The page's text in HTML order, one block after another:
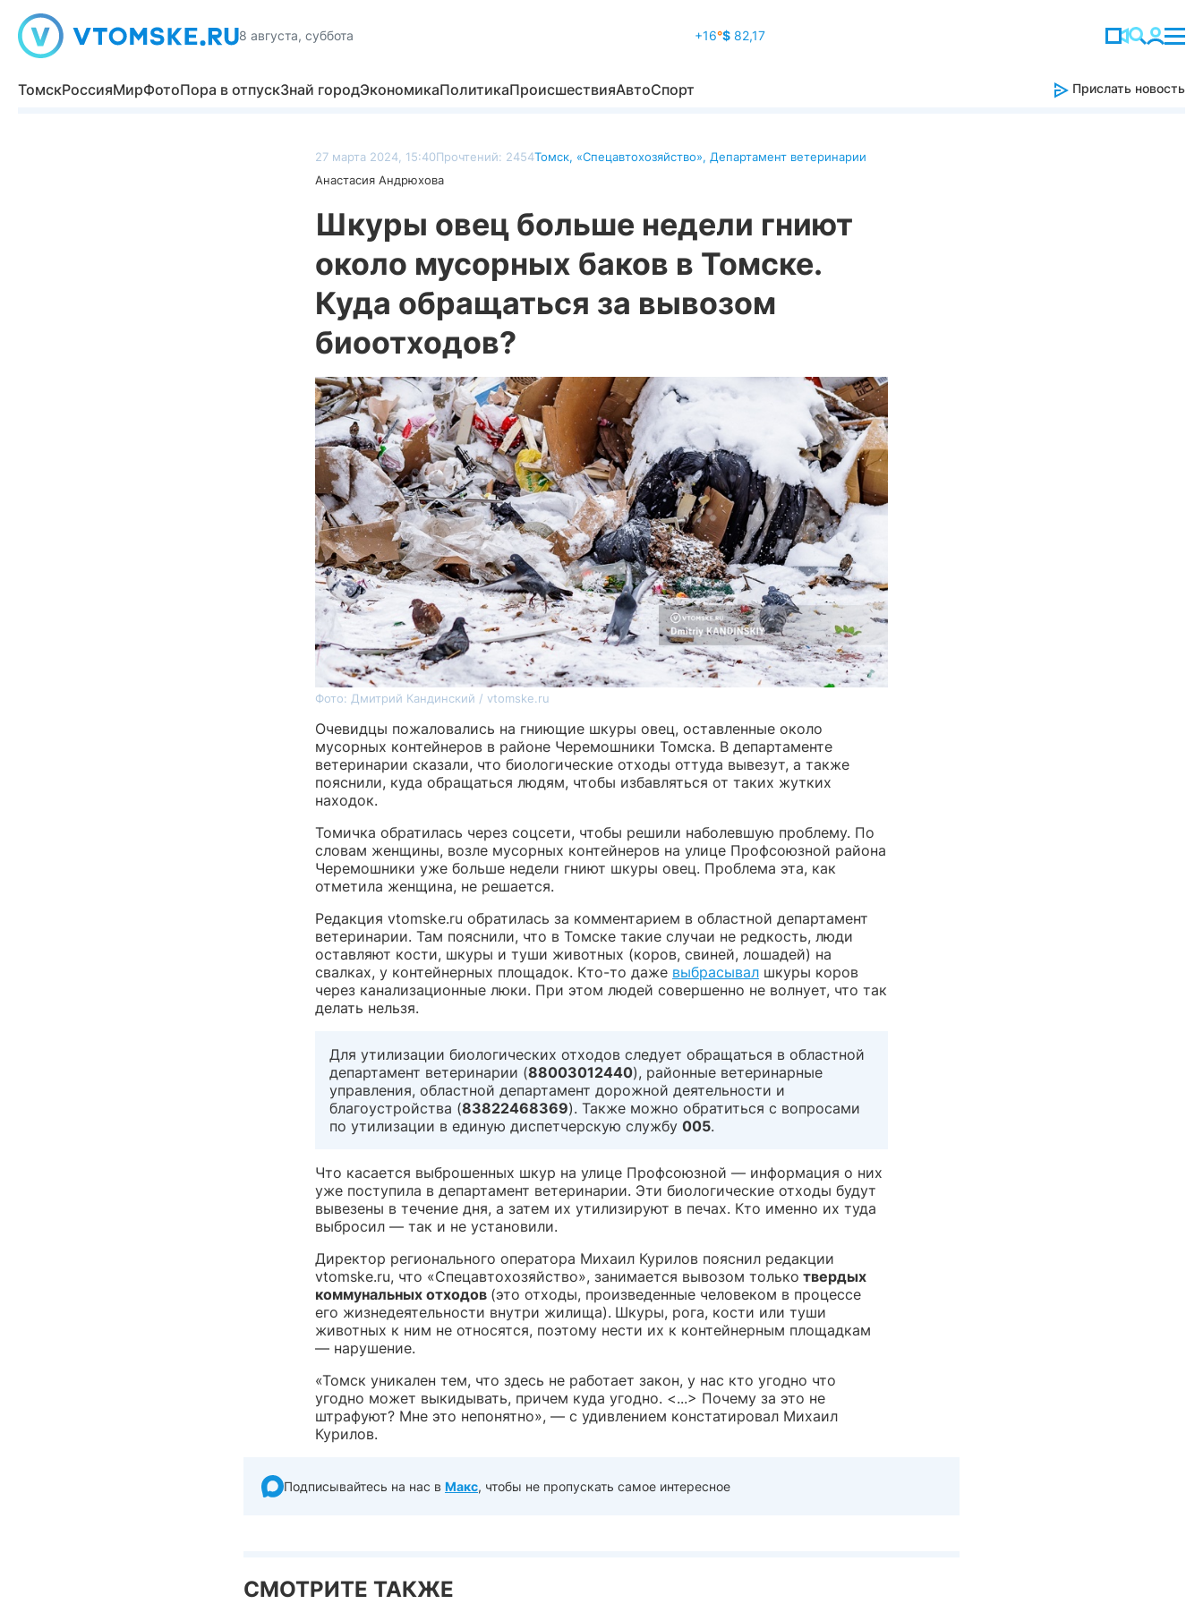
8 августа, суббота +16°$82,17
ТомскРоссияМирФотоПора в отпускЗнай городЭкономикаПолитикаПроисшествияАвтоСпорт Прислать новость
27 марта 2024, 15:40Прочтений: 2454Томск, «Спецавтохозяйство», Департамент ветеринарии
Анастасия Андрюхова
Шкуры овец больше недели гниют
около мусорных баков в Томске.
Куда обращаться за вывозом
биоотходов?
Фото: Дмитрий Кандинский / vtomske.ru
Очевидцы пожаловались на гниющие шкуры овец, оставленные около
мусорных контейнеров в районе Черемошники Томска. В департаменте
ветеринарии сказали, что биологические отходы оттуда вывезут, а также
пояснили, куда обращаться людям, чтобы избавляться от таких жутких
находок.
Томичка обратилась через соцсети, чтобы решили наболевшую проблему. По
словам женщины, возле мусорных контейнеров на улице Профсоюзной района
Черемошники уже больше недели гниют шкуры овец. Проблема эта, как
отметила женщина, не решается.
Редакция vtomske.ru обратилась за комментарием в областной департамент
ветеринарии. Там пояснили, что в Томске такие случаи не редкость, люди
оставляют кости, шкуры и туши животных (коров, свиней, лошадей) на
свалках, у контейнерных площадок. Кто-то даже выбрасывал шкуры коров
через канализационные люки. При этом людей совершенно не волнует, что так
делать нельзя.
Для утилизации биологических отходов следует обращаться в областной
департамент ветеринарии (88003012440), районные ветеринарные
управления, областной департамент дорожной деятельности и
благоустройства (83822468369). Также можно обратиться с вопросами
по утилизации в единую диспетчерскую службу 005.
Что касается выброшенных шкур на улице Профсоюзной — информация о них
уже поступила в департамент ветеринарии. Эти биологические отходы будут
вывезены в течение дня, а затем их утилизируют в печах. Кто именно их туда
выбросил — так и не установили.
Директор регионального оператора Михаил Курилов пояснил редакции
vtomske.ru, что «Спецавтохозяйство», занимается вывозом только твердых
коммунальных отходов (это отходы, произведенные человеком в процессе
его жизнедеятельности внутри жилища). Шкуры, рога, кости или туши
животных к ним не относятся, поэтому нести их к контейнерным площадкам
— нарушение.
«Томск уникален тем, что здесь не работает закон, у нас кто угодно что
угодно может выкидывать, причем куда угодно. <...> Почему за это не
штрафуют? Мне это непонятно», — с удивлением констатировал Михаил
Курилов.
Подписывайтесь на нас в Макс, чтобы не пропускать самое интересное
СМОТРИТЕ ТАКЖЕ